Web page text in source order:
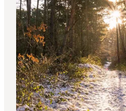
Inspiration
Regionen
Erlebnisse
Unterkünfte
Reiseplanung